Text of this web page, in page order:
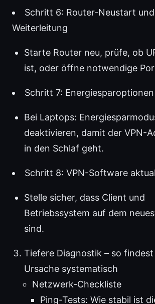
Schritt 6: Router-Neustart
Weiterleitung
Starte Router neu, prüfe, ob
ist, oder öffne notwendige
Schritt 7:
Bei Laptops:
deaktivieren, damit der VPN-
in den Schlaf geht.
Schritt 8: VPN-Software
Stelle sicher, dass Client und
Betriebssystem auf dem
sind.
Tiefere Diagnostik – so
Ursache systematisch
Netzwerk-Checkliste
Ping-Tests: Wie stabil ist